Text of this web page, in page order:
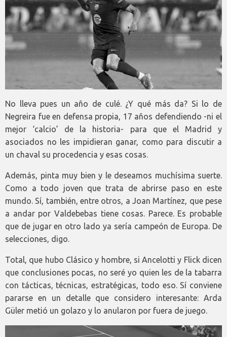
No lleva pues un año de culé. ¿Y qué más da? Si lo de
Negreira fue en defensa propia, 17 años defendiendo -ni el
mejor ‘calcio’ de la historia- para que el Madrid y
asociados no les impidieran ganar, como para discutir a
un chaval su procedencia y esas cosas.
Además, pinta muy bien y le deseamos muchísima suerte.
Como a todo joven que trata de abrirse paso en este
mundo. Sí, también, entre otros, a Joan Martínez, que pese
a andar por Valdebebas tiene cosas. Parece. Es probable
que de jugar en otro lado ya sería campeón de Europa. De
selecciones, digo.
Total, que hubo Clásico y hombre, si Ancelotti y Flick dicen
que conclusiones pocas, no seré yo quien les de la tabarra
con tácticas, técnicas, estratégicas, todo eso. Sí conviene
pararse en un detalle que considero interesante: Arda
Güler metió un golazo y lo anularon por fuera de juego.